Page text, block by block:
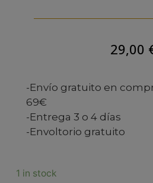
29,00
-Envío gratuito en
69€
-Entrega 3 o 4 días
-Envoltorio gratuito
1 in stock